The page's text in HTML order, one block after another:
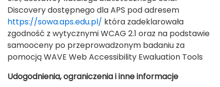
Discovery dostępnego dla APS pod adresem
https://sowa.aps.edu.pl/ która zadeklarowała
zgodność z wytycznymi WCAG 2.1 oraz na podstawie
samooceny po przeprowadzonym badaniu za
pomocją WAVE Web Accessibility Ewaluation Tools
Udogodnienia, ograniczenia i inne informacje